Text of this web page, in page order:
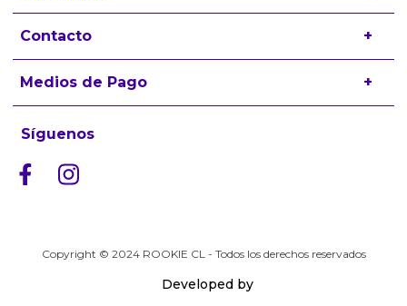
Términos y condiciones
Políticas de Devolución
Zapatillas
Ropa
Accesorios
Contacto +
contacto@rookiekids.cl
Trabaja con nosotros
Medios de Pago +
Síguenos
Copyright © 2024 ROOKIE CL - Todos los derechos reservados